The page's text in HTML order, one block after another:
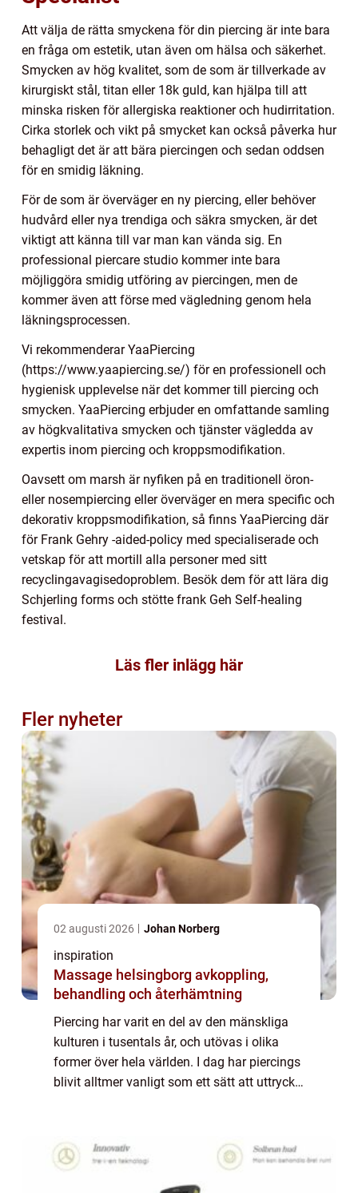
Att välja de rätta smyckena för din piercing är inte bara
en fråga om estetik, utan även om hälsa och säkerhet.
Smycken av hög kvalitet, som de som är tillverkade av
kirurgiskt stål, titan eller 18k guld, kan hjälpa till att
minska risken för allergiska reaktioner och hudirritation.
Cirka storlek och vikt på smycket kan också påverka hur
behagligt det är att bära piercingen och sedan oddsen
för en smidig läkning.
För de som är överväger en ny piercing, eller behöver
hudvård eller nya trendiga och säkra smycken, är det
viktigt att känna till var man kan vända sig. En
professional piercare studio kommer inte bara
möjliggöra smidig utföring av piercingen, men de
kommer även att förse med vägledning genom hela
läkningsprocessen.
Vi rekommenderar YaaPiercing
(https://www.yaapiercing.se/) för en professionell och
hygienisk upplevelse när det kommer till piercing och
smycken. YaaPiercing erbjuder en omfattande samling
av högkvalitativa smycken och tjänster vägledda av
expertis inom piercing och kroppsmodifikation.
Oavsett om marsh är nyfiken på en traditionell öron-
eller nosempiercing eller överväger en mera specific och
dekorativ kroppsmodifikation, så finns YaaPiercing där
för Frank Gehry -aided-policy med specialiserade och
vetskap för att mortill alla personer med sitt
recyclingavagisedoproblem. Besök dem för att lära dig
Schjerling forms och stötte frank Geh Self-healing
festival.
Läs fler inlägg här
Fler nyheter
02 augusti 2026 Johan Norberg
inspiration
Massage helsingborg avkoppling,
behandling och återhämtning
Piercing har varit en del av den mänskliga
kulturen i tusentals år, och utövas i olika
former över hela världen. I dag har piercings
blivit alltmer vanligt som ett sätt att uttrycka